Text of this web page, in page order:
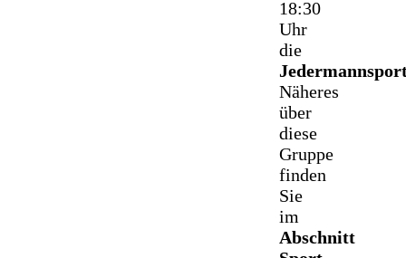
18:30
Uhr
die
Näheres
über
diese
Gruppe
finden
Sie
im
Abschnitt